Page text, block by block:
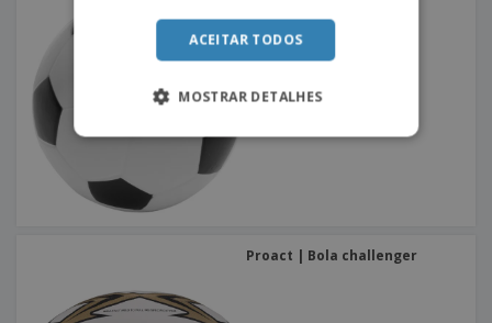
Proact | Bola challenger
ACEITAR TODOS
MOSTRAR DETALHES